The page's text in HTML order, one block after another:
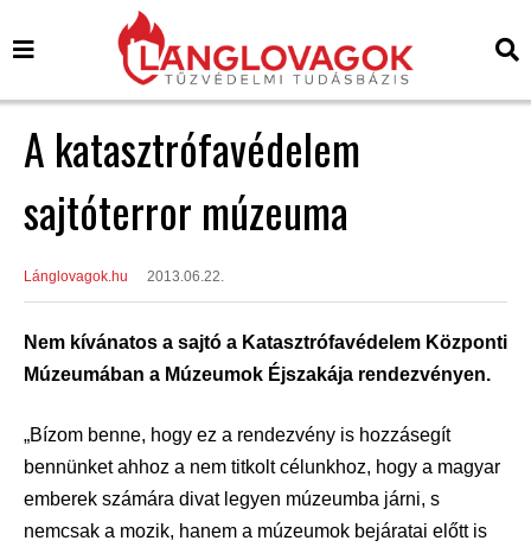
A katasztrófavédelem
sajtóterror múzeuma
Lánglovagok.hu 2013.06.22.
Nem kívánatos a sajtó a Katasztrófavédelem Központi
Múzeumában a Múzeumok Éjszakája rendezvényen.
„Bízom benne, hogy ez a rendezvény is hozzásegít
bennünket ahhoz a nem titkolt célunkhoz, hogy a magyar
emberek számára divat legyen múzeumba járni, s
nemcsak a mozik, hanem a múzeumok bejáratai előtt is